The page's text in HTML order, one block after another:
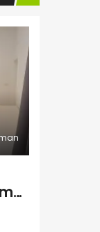
Mooie lichtrijke studentenkamer in hartje Mechelen! (46m2, 2 pers mogelijk)